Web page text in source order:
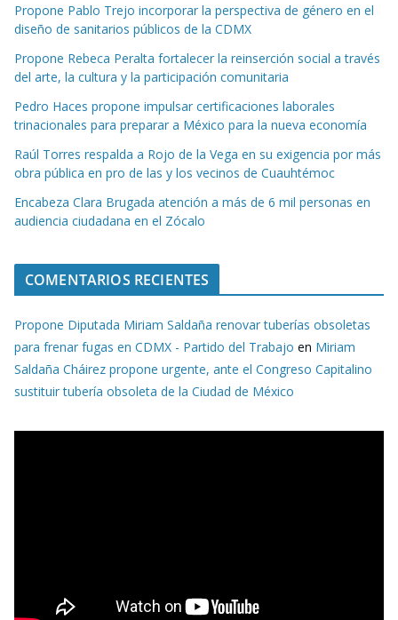
Propone Pablo Trejo incorporar la perspectiva de género en el
diseño de sanitarios públicos de la CDMX
Propone Rebeca Peralta fortalecer la reinserción social a través
del arte, la cultura y la participación comunitaria
Pedro Haces propone impulsar certificaciones laborales
trinacionales para preparar a México para la nueva economía
Raúl Torres respalda a Rojo de la Vega en su exigencia por más
obra pública en pro de las y los vecinos de Cuauhtémoc
Encabeza Clara Brugada atención a más de 6 mil personas en
audiencia ciudadana en el Zócalo
COMENTARIOS RECIENTES
Propone Diputada Miriam Saldaña renovar tuberías obsoletas
para frenar fugas en CDMX - Partido del Trabajo en Miriam
Saldaña Cháirez propone urgente, ante el Congreso Capitalino
sustituir tubería obsoleta de la Ciudad de México